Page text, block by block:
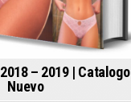
– 2019 | Catalogo
Nuevo